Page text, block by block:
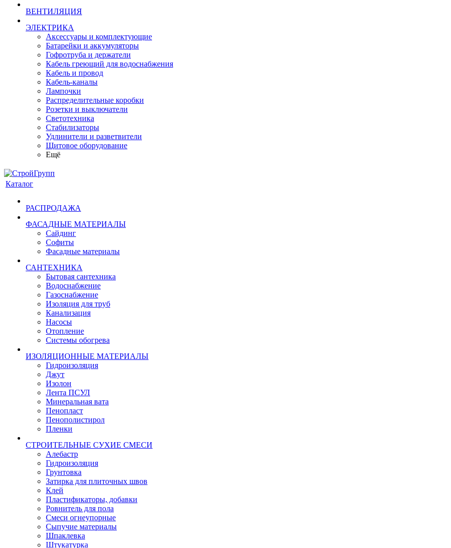
ВЕНТИЛЯЦИЯ
ЭЛЕКТРИКА
Аксессуары и комплектующие
Батарейки и аккумуляторы
Гофротруба и держатели
Кабель греющий для водоснабжения
Кабель и провод
Кабель-каналы
Лампочки
Распределительные коробки
Розетки и выключатели
Светотехника
Стабилизаторы
Удлинители и разветвители
Щитовое оборудование
Ещё
Каталог
РАСПРОДАЖА
ФАСАДНЫЕ МАТЕРИАЛЫ
Сайдинг
Софиты
Фасадные материалы
САНТЕХНИКА
Бытовая сантехника
Водоснабжение
Газоснабжение
Изоляция для труб
Канализация
Насосы
Отопление
Системы обогрева
ИЗОЛЯЦИОННЫЕ МАТЕРИАЛЫ
Гидроизоляция
Джут
Изолон
Лента ПСУЛ
Минеральная вата
Пенопласт
Пенополистирол
Пленки
СТРОИТЕЛЬНЫЕ СУХИЕ СМЕСИ
Алебастр
Гидроизоляция
Грунтовка
Затирка для плиточных швов
Клей
Пластификаторы, добавки
Ровнитель для пола
Смеси огнеупорные
Сыпучие материалы
Шпаклевка
Штукатурка